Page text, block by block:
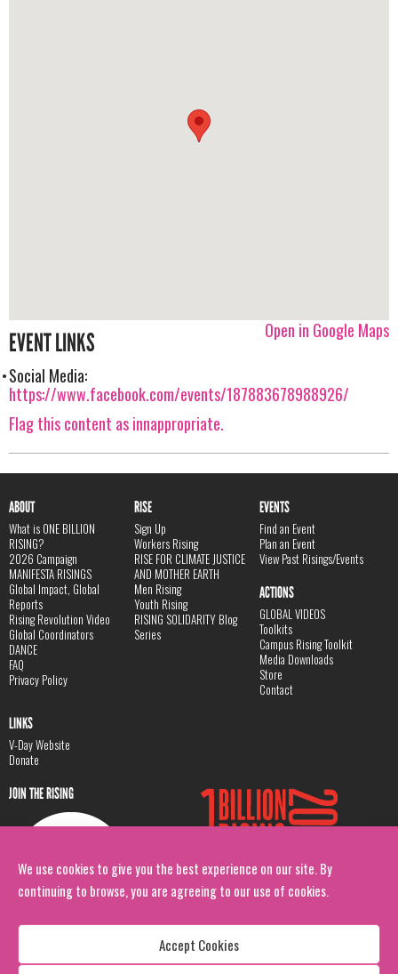
We use cookies to give you the best experience on our site. By
continuing to browse, you are agreeing to our use of cookies.
Accept Cookies
Open in Google Maps
EVENT LINKS
Social Media:
https://www.facebook.com/events/187883678988926/
Flag this content as innappropriate.
ABOUT
What is ONE BILLION
RISING?
2026 Campaign
MANIFESTA RISINGS
Global Impact, Global
Reports
Rising Revolution Video
Global Coordinators
DANCE
FAQ
Privacy Policy
RISE
Sign Up
Workers Rising
RISE FOR CLIMATE JUSTICE
AND MOTHER EARTH
Men Rising
Youth Rising
RISING SOLIDARITY Blog
Series
EVENTS
Find an Event
Plan an Event
View Past Risings/Events
ACTIONS
GLOBAL VIDEOS
Toolkits
Campus Rising Toolkit
Media Downloads
Store
Contact
LINKS
V-Day Website
Donate
JOIN THE RISING